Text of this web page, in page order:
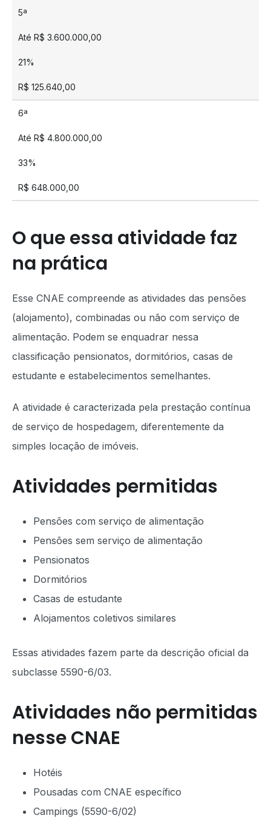
5ª
Até R$ 3.600.000,00
21%
R$ 125.640,00
6ª
Até R$ 4.800.000,00
33%
R$ 648.000,00
O que essa atividade faz
na prática
Esse CNAE compreende as atividades das pensões
(alojamento), combinadas ou não com serviço de
alimentação. Podem se enquadrar nessa
classificação pensionatos, dormitórios, casas de
estudante e estabelecimentos semelhantes.
A atividade é caracterizada pela prestação contínua
de serviço de hospedagem, diferentemente da
simples locação de imóveis.
Atividades permitidas
Pensões com serviço de alimentação
Pensões sem serviço de alimentação
Pensionatos
Dormitórios
Casas de estudante
Alojamentos coletivos similares
Essas atividades fazem parte da descrição oficial da
subclasse 5590-6/03.
Atividades não permitidas
nesse CNAE
Hotéis
Pousadas com CNAE específico
Campings (5590-6/02)